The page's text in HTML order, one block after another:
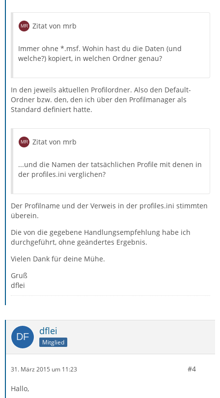
Zitat von mrb
Immer ohne *.msf. Wohin hast du die Daten (und
welche?) kopiert, in welchen Ordner genau?
In den jeweils aktuellen Profilordner. Also den Default-
Ordner bzw. den, den ich über den Profilmanager als
Standard definiert hatte.
Zitat von mrb
...und die Namen der tatsächlichen Profile mit denen in
der profiles.ini verglichen?
Der Profilname und der Verweis in der profiles.ini stimmten
überein.
Die von die gegebene Handlungsempfehlung habe ich
durchgeführt, ohne geändertes Ergebnis.
Vielen Dank für deine Mühe.
Gruß
dflei
dflei
Mitglied
31. März 2015 um 11:23 #4
Hallo,